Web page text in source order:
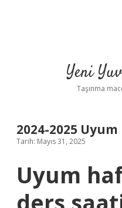
Yeni
Taşınma
2024-2025
Tarih: Mayıs 31, 2025
Uyum